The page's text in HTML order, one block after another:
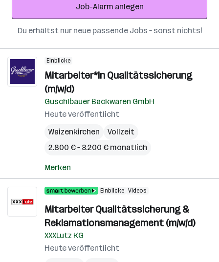
Job-Alarm anlegen
Du erhältst nur neue passende Jobs – sonst nichts!
Einblicke
Mitarbeiter*in Qualitätssicherung
(m/w/d)
Guschlbauer Backwaren GmbH
Heute veröffentlicht
Waizenkirchen
Vollzeit
2.800 € – 3.200 € monatlich
Merken
Einblicke Videos
Mitarbeiter Qualitätssicherung &
Reklamationsmanagement (m/w/d)
XXXLutz KG
Heute veröffentlicht